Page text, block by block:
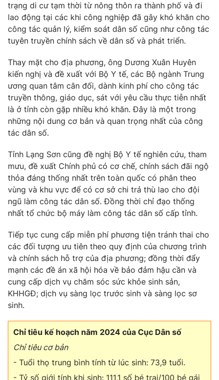
trạng di cư tạm thời từ nông thôn ra thành phố và đi
lao động tại các khi công nghiệp đã gây khó khăn cho
công tác quản lý, kiểm soát dân số cũng như công tác
tuyên truyền chính sách về dân số và phát triển.
Thay mặt cho địa phương, ông Dương Xuân Huyên
kiến nghị và đề xuất với Bộ Y tế, các Bộ ngành Trung
ương quan tâm cân đối, dành kinh phí cho công tác
truyền thông, giáo dục, sát với yêu cầu thực tiễn nhất
là ở tỉnh còn gặp nhiều khó khăn. Đây là một trong
những nội dung cơ bản và quan trọng nhất của công
tác dân số.
Tỉnh Lạng Sơn cũng đề nghị Bộ Y tế nghiên cứu, tham
mưu, đề xuất Chính phủ có cơ chế, chính sách đãi ngộ
thỏa đáng thống nhất trên toàn quốc có phân theo
vùng và khu vực để có cơ sở chi trả thù lao cho đội
ngũ làm công tác dân số. Đồng thời chỉ đạo thống
nhất tổ chức bộ máy làm công tác dân số cấp tỉnh.
Tiếp tục cung cấp miễn phí phương tiện tránh thai cho
các đối tượng ưu tiên theo quy định của chương trình
và chính sách hỗ trợ của địa phương; đồng thời đẩy
mạnh các đề án xã hội hóa về bảo đảm hậu cần và
cung cấp dịch vụ chăm sóc sức khỏe sinh sản,
KHHGĐ; dịch vụ sàng lọc trước sinh và sàng lọc sơ
sinh.
Chỉ tiêu kế hoạch năm 2024 của Cục Dân số
Chỉ tiêu cơ bản
- Tuổi thọ trung bình tính từ lúc sinh: 73,9 tuổi.
- Tỷ số giới tính khi sinh: 111,1 số bé trai/100 bé gái